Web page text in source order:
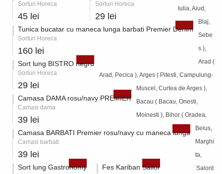
Sorturi Horeca
45 lei
Sorturi Horeca
29 lei
Tunica bucatar cu maneca lunga barbati Premier Denim
Sorturi Horeca
160 lei
Sort lung BISTRO negru
Sorturi Horeca
29 lei
Camasa DAMA rosu/navy PREMIER
Camasi dama
39 lei
Camasa BARBATI Premier rosu/navy cu maneca lunga
Camasi barbati
39 lei
Sort lung Gastronomy Fes Kariban Sailor
Iulia, Aiud,
Blaj,
Sebe
s ),
Arad (
Arad, Pecica ), Arges ( Pitesti, Campulung-
Muscel, Curtea de Arges ),
Bacau ( Bacau, Onesti,
Moinesti ), Bihor ( Oradea,
Beius,
Marghi
ta,
Salont